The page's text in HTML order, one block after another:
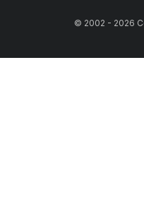
© 2002 - 2026